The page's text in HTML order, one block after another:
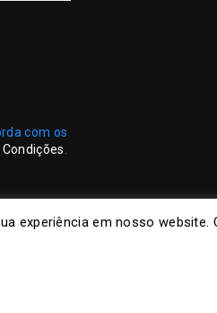
com os
experiência em nosso